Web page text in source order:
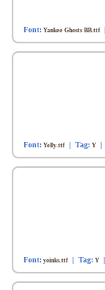
Font: Yankee Ghosts BB.ttf
Font: Yelly.ttf | Tag: Y |
Font: yoinks.ttf | Tag: Y